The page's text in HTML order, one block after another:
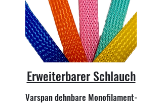
Erweiterbarer Schlauch
Varspan dehnbare Monofilament-